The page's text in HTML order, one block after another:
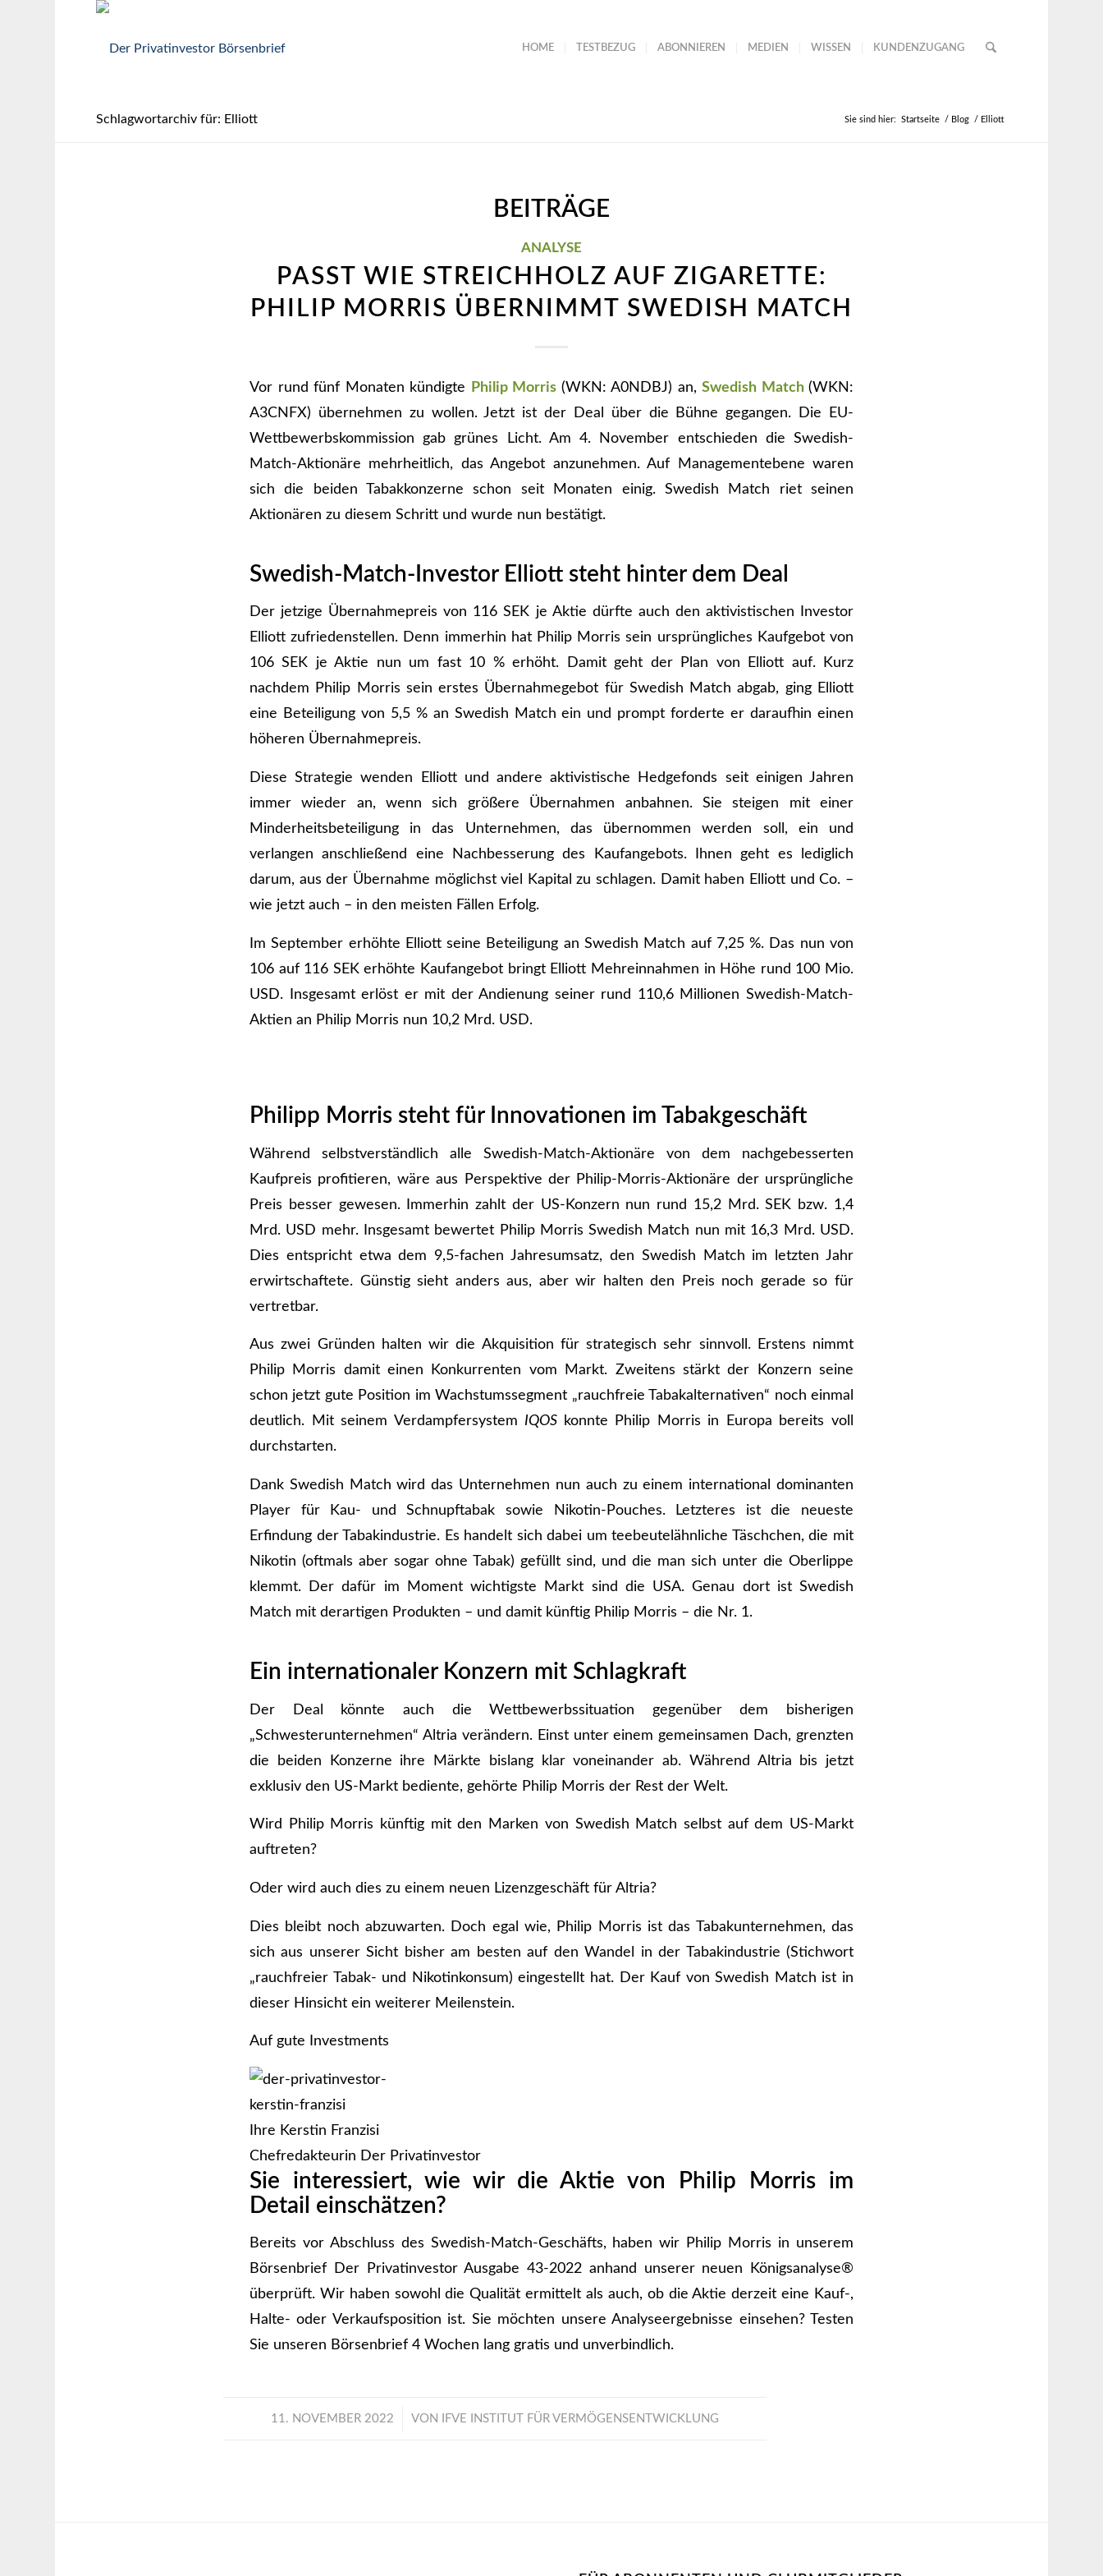
HOME TESTBEZUG ABONNIEREN MEDIEN WISSEN KUNDENZUGANG
Schlagwortarchiv für: Elliott Sie sind hier: Startseite / Blog / Elliott
BEITRÄGE
ANALYSE
PASST WIE STREICHHOLZ AUF ZIGARETTE:
PHILIP MORRIS ÜBERNIMMT SWEDISH MATCH
Vor rund fünf Monaten kündigte Philip Morris (WKN: A0NDBJ) an, Swedish Match (WKN:
A3CNFX) übernehmen zu wollen. Jetzt ist der Deal über die Bühne gegangen. Die EU-
Wettbewerbskommission gab grünes Licht. Am 4. November entschieden die Swedish-
Match-Aktionäre mehrheitlich, das Angebot anzunehmen. Auf Managementebene waren
sich die beiden Tabakkonzerne schon seit Monaten einig. Swedish Match riet seinen
Aktionären zu diesem Schritt und wurde nun bestätigt.
Swedish-Match-Investor Elliott steht hinter dem Deal
Der jetzige Übernahmepreis von 116 SEK je Aktie dürfte auch den aktivistischen Investor
Elliott zufriedenstellen. Denn immerhin hat Philip Morris sein ursprüngliches Kaufgebot von
106 SEK je Aktie nun um fast 10 % erhöht. Damit geht der Plan von Elliott auf. Kurz
nachdem Philip Morris sein erstes Übernahmegebot für Swedish Match abgab, ging Elliott
eine Beteiligung von 5,5 % an Swedish Match ein und prompt forderte er daraufhin einen
höheren Übernahmepreis.
Diese Strategie wenden Elliott und andere aktivistische Hedgefonds seit einigen Jahren
immer wieder an, wenn sich größere Übernahmen anbahnen. Sie steigen mit einer
Minderheitsbeteiligung in das Unternehmen, das übernommen werden soll, ein und
verlangen anschließend eine Nachbesserung des Kaufangebots. Ihnen geht es lediglich
darum, aus der Übernahme möglichst viel Kapital zu schlagen. Damit haben Elliott und Co. –
wie jetzt auch – in den meisten Fällen Erfolg.
Im September erhöhte Elliott seine Beteiligung an Swedish Match auf 7,25 %. Das nun von
106 auf 116 SEK erhöhte Kaufangebot bringt Elliott Mehreinnahmen in Höhe rund 100 Mio.
USD. Insgesamt erlöst er mit der Andienung seiner rund 110,6 Millionen Swedish-Match-
Aktien an Philip Morris nun 10,2 Mrd. USD.
Philipp Morris steht für Innovationen im Tabakgeschäft
Während selbstverständlich alle Swedish-Match-Aktionäre von dem nachgebesserten
Kaufpreis profitieren, wäre aus Perspektive der Philip-Morris-Aktionäre der ursprüngliche
Preis besser gewesen. Immerhin zahlt der US-Konzern nun rund 15,2 Mrd. SEK bzw. 1,4
Mrd. USD mehr. Insgesamt bewertet Philip Morris Swedish Match nun mit 16,3 Mrd. USD.
Dies entspricht etwa dem 9,5-fachen Jahresumsatz, den Swedish Match im letzten Jahr
erwirtschaftete. Günstig sieht anders aus, aber wir halten den Preis noch gerade so für
vertretbar.
Aus zwei Gründen halten wir die Akquisition für strategisch sehr sinnvoll. Erstens nimmt
Philip Morris damit einen Konkurrenten vom Markt. Zweitens stärkt der Konzern seine
schon jetzt gute Position im Wachstumssegment „rauchfreie Tabakalternativen“ noch einmal
deutlich. Mit seinem Verdampfersystem IQOS konnte Philip Morris in Europa bereits voll
durchstarten.
Dank Swedish Match wird das Unternehmen nun auch zu einem international dominanten
Player für Kau- und Schnupftabak sowie Nikotin-Pouches. Letzteres ist die neueste
Erfindung der Tabakindustrie. Es handelt sich dabei um teebeutelähnliche Täschchen, die mit
Nikotin (oftmals aber sogar ohne Tabak) gefüllt sind, und die man sich unter die Oberlippe
klemmt. Der dafür im Moment wichtigste Markt sind die USA. Genau dort ist Swedish
Match mit derartigen Produkten – und damit künftig Philip Morris – die Nr. 1.
Ein internationaler Konzern mit Schlagkraft
Der Deal könnte auch die Wettbewerbssituation gegenüber dem bisherigen
„Schwesterunternehmen“ Altria verändern. Einst unter einem gemeinsamen Dach, grenzten
die beiden Konzerne ihre Märkte bislang klar voneinander ab. Während Altria bis jetzt
exklusiv den US-Markt bediente, gehörte Philip Morris der Rest der Welt.
Wird Philip Morris künftig mit den Marken von Swedish Match selbst auf dem US-Markt
auftreten?
Oder wird auch dies zu einem neuen Lizenzgeschäft für Altria?
Dies bleibt noch abzuwarten. Doch egal wie, Philip Morris ist das Tabakunternehmen, das
sich aus unserer Sicht bisher am besten auf den Wandel in der Tabakindustrie (Stichwort
„rauchfreier Tabak- und Nikotinkonsum) eingestellt hat. Der Kauf von Swedish Match ist in
dieser Hinsicht ein weiterer Meilenstein.
Auf gute Investments
Ihre Kerstin Franzisi
Chefredakteurin Der Privatinvestor
Sie interessiert, wie wir die Aktie von Philip Morris im
Detail einschätzen?
Bereits vor Abschluss des Swedish-Match-Geschäfts, haben wir Philip Morris in unserem
Börsenbrief Der Privatinvestor Ausgabe 43-2022 anhand unserer neuen Königsanalyse®
überprüft. Wir haben sowohl die Qualität ermittelt als auch, ob die Aktie derzeit eine Kauf-,
Halte- oder Verkaufsposition ist. Sie möchten unsere Analyseergebnisse einsehen? Testen
Sie unseren Börsenbrief 4 Wochen lang gratis und unverbindlich.
11. NOVEMBER 2022
/ VON IFVE INSTITUT FÜR VERMÖGENSENTWICKLUNG